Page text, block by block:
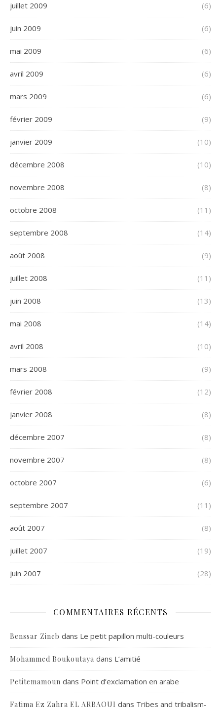
juillet 2009 (6)
juin 2009 (6)
mai 2009 (6)
avril 2009 (6)
mars 2009 (6)
février 2009 (9)
janvier 2009 (10)
décembre 2008 (10)
novembre 2008 (8)
octobre 2008 (11)
septembre 2008 (14)
août 2008 (9)
juillet 2008 (11)
juin 2008 (13)
mai 2008 (14)
avril 2008 (10)
mars 2008 (9)
février 2008 (12)
janvier 2008 (8)
décembre 2007 (8)
novembre 2007 (8)
octobre 2007 (6)
septembre 2007 (11)
août 2007 (8)
juillet 2007 (19)
juin 2007 (28)
COMMENTAIRES RÉCENTS
Benssar Zineb dans Le petit papillon multi-couleurs
Mohammed Boukoutaya dans L’amitié
Petitemamoun dans Point d’exclamation en arabe
Fatima Ez Zahra EL ARBAOUI dans Tribes and tribalism-